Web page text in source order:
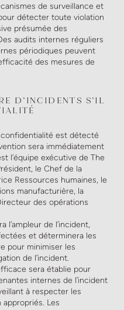
de surveillance et
détecter toute violation
présumée des
audits internes réguliers
périodiques peuvent
des mesures de
D’INCIDENTS S’IL
est détecté
sera immédiatement
l’équipe exécutive de The
le Chef de la
Ressources humaines, le
manufacturière, la
des opérations
l’ampleur de l’incident,
et déterminera les
pour minimiser les
de l’incident.
sera établie pour
internes de l’incident
à respecter les
Les